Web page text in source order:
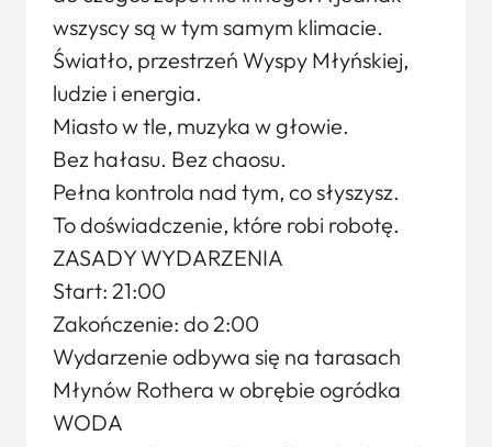
wszyscy są w tym samym klimacie.
Światło, przestrzeń Wyspy Młyńskiej,
ludzie i energia.
Miasto w tle, muzyka w głowie.
Bez hałasu. Bez chaosu.
Pełna kontrola nad tym, co słyszysz.
To doświadczenie, które robi robotę.
ZASADY WYDARZENIA
Start: 21:00
Zakończenie: do 2:00
Wydarzenie odbywa się na tarasach
Młynów Rothera w obrębie ogródka
WODA